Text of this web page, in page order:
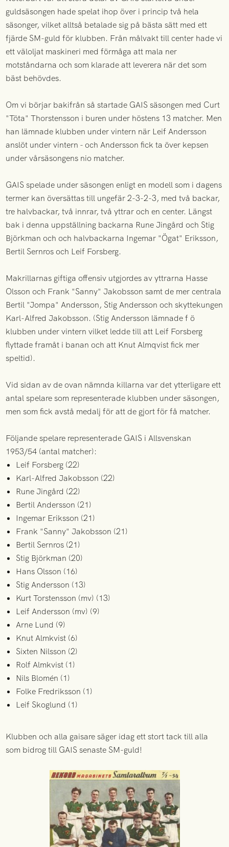
guldsäsongen hade spelat ihop över i princip två hela
säsonger, vilket alltså betalade sig på bästa sätt med ett
fjärde SM-guld för klubben. Från målvakt till center hade vi
ett väloljat maskineri med förmåga att mala ner
motståndarna och som klarade att leverera när det som
bäst behövdes.
Om vi börjar bakifrån så startade GAIS säsongen med Curt
"Töta" Thorstensson i buren under höstens 13 matcher. Men
han lämnade klubben under vintern när Leif Andersson
anslöt under vintern - och Andersson fick ta över kepsen
under vårsäsongens nio matcher.
GAIS spelade under säsongen enligt en modell som i dagens
termer kan översättas till ungefär 2-3-2-3, med två backar,
tre halvbackar, två innrar, två yttrar och en center. Längst
bak i denna uppställning backarna Rune Jingård och Stig
Björkman och och halvbackarna Ingemar "Ögat" Eriksson,
Bertil Sernros och Leif Forsberg.
Makrillarnas giftiga offensiv utgjordes av yttrarna Hasse
Olsson och Frank "Sanny" Jakobsson samt de mer centrala
Bertil "Jompa" Andersson, Stig Andersson och skyttekungen
Karl-Alfred Jakobsson. (Stig Andersson lämnade f ö
klubben under vintern vilket ledde till att Leif Forsberg
flyttade framåt i banan och att Knut Almqvist fick mer
speltid).
Vid sidan av de ovan nämnda killarna var det ytterligare ett
antal spelare som representerade klubben under säsongen,
men som fick avstå medalj för att de gjort för få matcher.
Följande spelare representerade GAIS i Allsvenskan
1953/54 (antal matcher):
Leif Forsberg (22)
Karl-Alfred Jakobsson (22)
Rune Jingård (22)
Bertil Andersson (21)
Ingemar Eriksson (21)
Frank "Sanny" Jakobsson (21)
Bertil Sernros (21)
Stig Björkman (20)
Hans Olsson (16)
Stig Andersson (13)
Kurt Torstensson (mv) (13)
Leif Andersson (mv) (9)
Arne Lund (9)
Knut Almkvist (6)
Sixten Nilsson (2)
Rolf Almkvist (1)
Nils Blomén (1)
Folke Fredriksson (1)
Leif Skoglund (1)
Klubben och alla gaisare säger idag ett stort tack till alla
som bidrog till GAIS senaste SM-guld!